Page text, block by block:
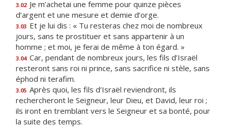
3.02 Je m’achetai une femme pour quinze pièces
d’argent et une mesure et demie d’orge.
3.03 Et je lui dis : « Tu resteras chez moi de nombreux
jours, sans te prostituer et sans appartenir à un
homme ; et moi, je ferai de même à ton égard. »
3.04 Car, pendant de nombreux jours, les fils d’Israël
resteront sans roi ni prince, sans sacrifice ni stèle, sans
éphod ni terafim.
3.05 Après quoi, les fils d’Israël reviendront, ils
rechercheront le Seigneur, leur Dieu, et David, leur roi ;
ils iront en tremblant vers le Seigneur et sa bonté, pour
la suite des temps.